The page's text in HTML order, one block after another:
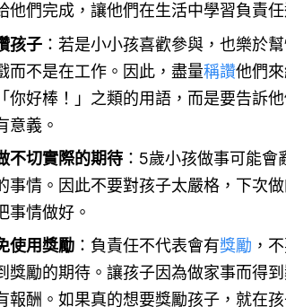
他們完成，讓他們在生活中學習負責任
孩子 ：若是小小孩喜歡參與，也樂於
而不是在工作。因此，盡量稱讚他們
你好棒！」之類的用語，而是要告訴
意義。
不切實際的期待 ：5歲小孩做事可能
事情。因此不要對孩子太嚴格，下次
事情做好。
使用獎勵 ：負責任不代表會有獎勵 ，
獎勵的期待。讓孩子因為做家事而得
報酬。如果真的想要獎勵孩子，就在